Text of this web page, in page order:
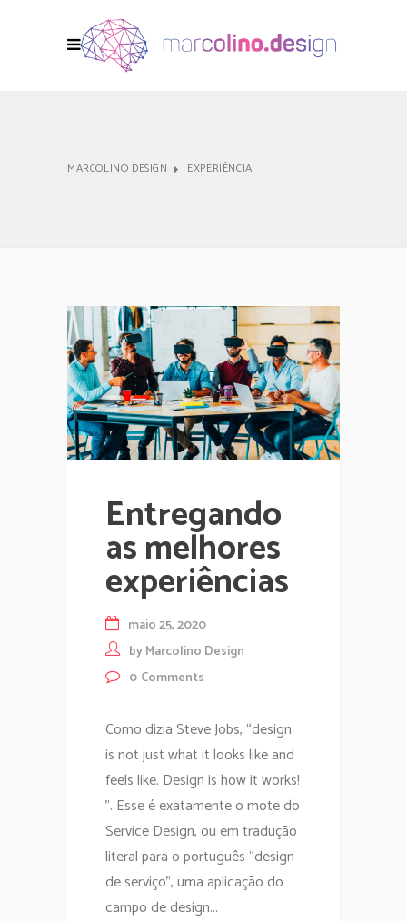
MARCOLINO DESIGN EXPERIÊNCIA
Entregando
as melhores
experiências
maio 25, 2020
byMarcolino Design
0 Comments
Como dizia Steve Jobs, “design
is not just what it looks like and
feels like. Design is how it works!
”. Esse é exatamente o mote do
Service Design, ou em tradução
literal para o português “design
de serviço”, uma aplicação do
campo de design...